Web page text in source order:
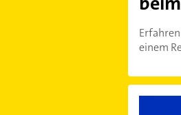
einem